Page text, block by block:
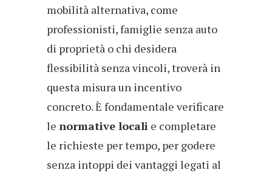
mobilità alternativa, come
professionisti, famiglie senza auto
di proprietà o chi desidera
flessibilità senza vincoli, troverà in
questa misura un incentivo
concreto. È fondamentale verificare
le normative locali e completare
le richieste per tempo, per godere
senza intoppi dei vantaggi legati al